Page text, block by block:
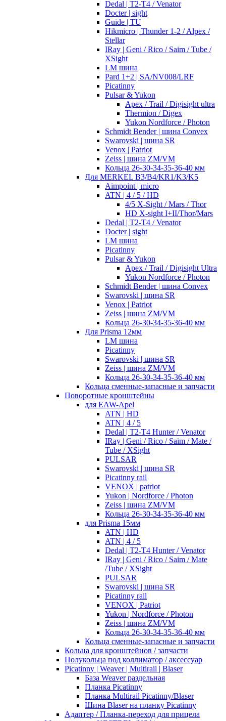
Dedal | T2-T4 / Venator
Docter | sight
Guide | TU
Hikmicro | Thunder 1-2 / Alpex /
Stellar
IRay | Geni / Rico / Saim / Tube /
XSight
LM шина
Pard 1+2 | SA/NV008/LRF
Picatinny
Pulsar & Yukon
Apex / Trail / Digisight ultra
Thermion / Digex
Yukon Nordforce / Photon
Schmidt Bender | шина Convex
Swarovski | шина SR
Venox | Patriot
Zeiss | шина ZM/VM
Кольца 26-30-34-35-36-40 мм
Для MERKEL B3/B4/KR1/K3/K5
Aimpoint | micro
ATN | 4 / 5 / HD
4/5 X-Sight / Mars / Thor
HD X-sight I+II/Thor/Mars
Dedal | T2-T4 / Venator
Docter | sight
LM шина
Picatinny
Pulsar & Yukon
Apex / Trail / Digisight Ultra
Yukon Nordforce / Photon
Schmidt Bender | шина Convex
Swarovski | шина SR
Venox | Patriot
Zeiss | шина ZM/VM
Кольца 26-30-34-35-36-40 мм
Для Prisma 12мм
LM шина
Picatinny
Swarovski | шина SR
Zeiss | шина ZM/VM
Кольца 26-30-34-35-36-40 мм
Кольца сменные-запасные и запчасти
Поворотные кронштейны
для EAW-Apel
ATN | HD
ATN | 4 / 5
Dedal | T2-T4 Hunter / Venator
IRay | Geni / Rico / Saim / Mate /
Tube / XSight
PULSAR
Swarovski | шина SR
Picatinny rail
VENOX | patriot
Yukon | Nordforce / Photon
Zeiss | шина ZM/VM
Кольца 26-30-34-35-36-40 мм
для Prisma 15мм
ATN | HD
ATN | 4 / 5
Dedal | T2-T4 Hunter / Venator
IRay | Geni / Rico / Saim / Mate
/Tube / XSight
PULSAR
Swarovski | шина SR
Picatinny rail
VENOX | Patriot
Yukon | Nordforce / Photon
Zeiss | шина ZM/VM
Кольца 26-30-34-35-36-40 мм
Кольца сменные-запасные и запчасти
Кольца для кронштейнов / запчасти
Полукольца под коллиматор / аксессуар
Picatinny | Weaver | Multirail | Blaser
База Weaver раздельная
Планка Picatinny
Планка Multirail Picatinny/Blaser
Шина Blaser на планку Picatinny
Адаптер / Планка-переход для прицела